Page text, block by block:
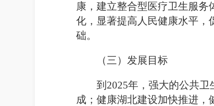
康，建立整合型医疗卫生服
化，显著提高人民健康水平
础。
（三） 发展目标
到 2025年，强大的公共卫
成；健康湖北建设加快推进